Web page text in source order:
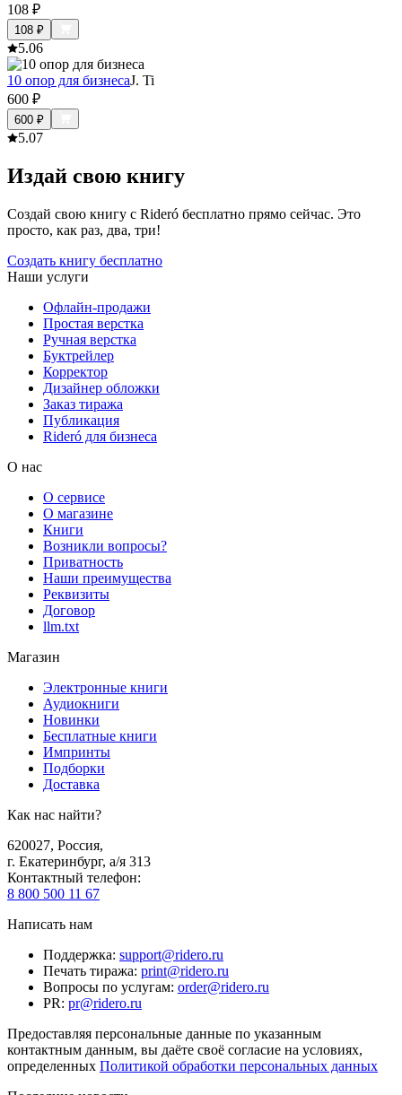
108 ₽
108 ₽
5.06
10 опор для бизнесаJ. Ti
600 ₽
600 ₽
5.07
Издай свою книгу
Создай свою книгу с Rideró бесплатно прямо сейчас. Это
просто, как раз, два, три!
Создать книгу бесплатно
Наши услуги
Офлайн-продажи
Простая верстка
Ручная верстка
Буктрейлер
Корректор
Дизайнер обложки
Заказ тиража
Публикация
Rideró для бизнеса
О нас
О сервисе
О магазине
Книги
Возникли вопросы?
Приватность
Наши преимущества
Реквизиты
Договор
llm.txt
Магазин
Электронные книги
Аудиокниги
Новинки
Бесплатные книги
Импринты
Подборки
Доставка
Как нас найти?
620027, Россия,
г. Екатеринбург, а/я 313
Контактный телефон:
8 800 500 11 67
Написать нам
Поддержка: support@ridero.ru
Печать тиража: print@ridero.ru
Вопросы по услугам: order@ridero.ru
PR: pr@ridero.ru
Предоставляя персональные данные по указанным
контактным данным, вы даёте своё согласие на условиях,
определенных Политикой обработки персональных данных